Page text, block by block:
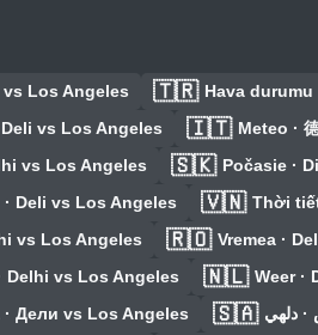
vs Los Angeles 🇹🇷 Hava durumu
vs Los Angeles 🇮🇹 Meteo ·
vs Los Angeles 🇸🇰 Počasie ·
· Deli vs Los Angeles 🇻🇳 Thời
vs Los Angeles 🇷🇴 Vremea ·
Delhi vs Los Angeles 🇳🇱 Weer ·
· Дели vs Los Angeles 🇸🇦